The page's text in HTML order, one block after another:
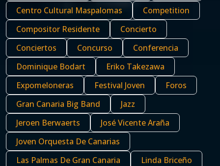
Centro Cultural Maspalomas
Competition
Compositor Residente
Concierto
Conciertos
Concurso
Conferencia
Dominique Bodart
Eriko Takezawa
Expomeloneras
Festival Joven
Foros
Gran Canaria Big Band
Jazz
Jeroen Berwaerts
José Vicente Araña
Joven Orquesta De Canarias
Las Palmas De Gran Canaria
Linda Briceño